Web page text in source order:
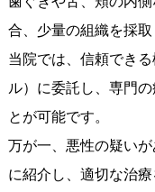
合、少量の組織を採取
当院では、信頼でき
ル）に委託し、専門
とが可能です。
万が一、悪性の疑い
に紹介し、適切な治